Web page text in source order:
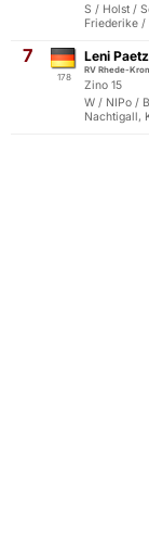
S / Holst /
Friederike /
7
178
Leni
RV Rhede-
Zino 15
W / NIPo /
Nachtigall,